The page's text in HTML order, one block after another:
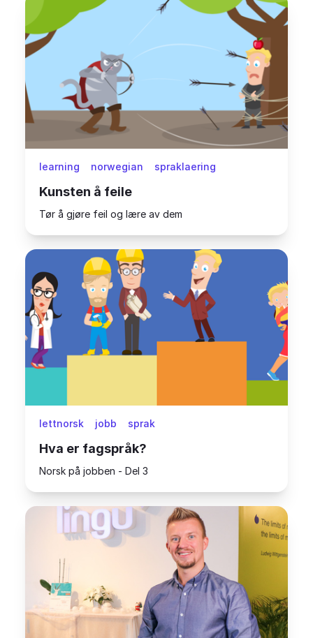
learning norwegian spraklaering
Kunsten å feile
Tør å gjøre feil og lære av dem
lettnorsk jobb sprak
Hva er fagspråk?
Norsk på jobben - Del 3